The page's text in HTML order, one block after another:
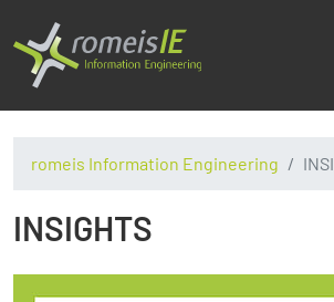
romeis Information Engineering
INSIGHTS